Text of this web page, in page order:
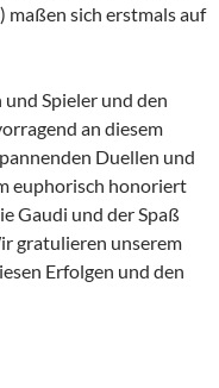
maßen sich erstmals auf
Spieler und den
an diesem
Duellen und
euphorisch honoriert
Gaudi und der Spaß
gratulieren unserem
Erfolgen und den